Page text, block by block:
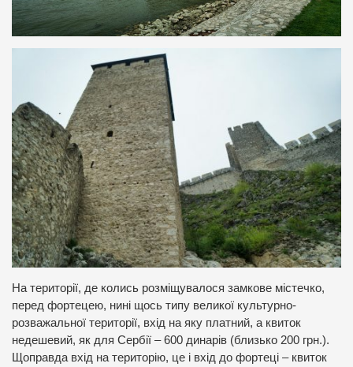
На території, де колись розміщувалося замкове містечко,
перед фортецею, нині щось типу великої культурно-
розважальної території, вхід на яку платний, а квиток
недешевий, як для Сербії – 600 динарів (близько 200 грн.).
Щоправда вхід на територію, це і вхід до фортеці – квиток